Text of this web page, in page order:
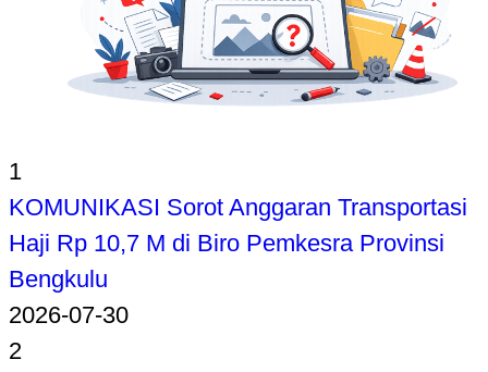
1
KOMUNIKASI Sorot Anggaran Transportasi
Haji Rp 10,7 M di Biro Pemkesra Provinsi
Bengkulu
2026-07-30
2